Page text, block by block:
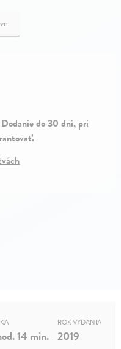
do 30 dní, pri
14 min.
ROK VYDANIA
2019